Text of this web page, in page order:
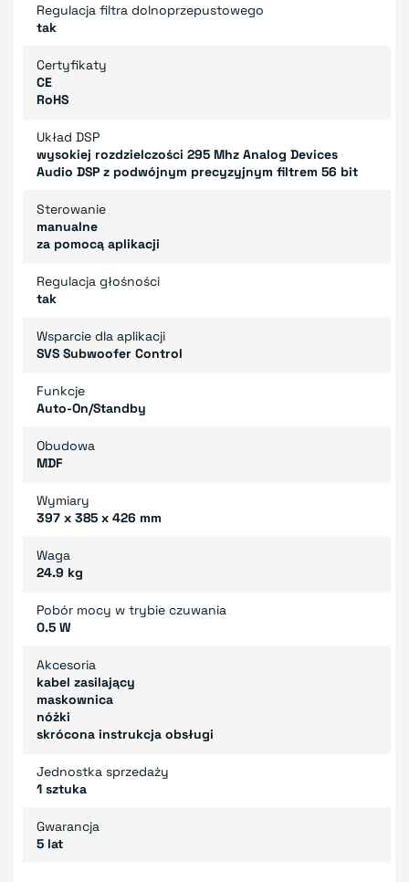
Regulacja filtra dolnoprzepustowego
tak
Certyfikaty
CE
RoHS
Układ DSP
wysokiej rozdzielczości 295 Mhz Analog Devices
Audio DSP z podwójnym precyzyjnym filtrem 56 bit
Sterowanie
manualne
za pomocą aplikacji
Regulacja głośności
tak
Wsparcie dla aplikacji
SVS Subwoofer Control
Funkcje
Auto-On/Standby
Obudowa
MDF
Wymiary
397 x 385 x 426 mm
Waga
24.9 kg
Pobór mocy w trybie czuwania
0.5 W
Akcesoria
kabel zasilający
maskownica
nóżki
skrócona instrukcja obsługi
Jednostka sprzedaży
1 sztuka
Gwarancja
5 lat